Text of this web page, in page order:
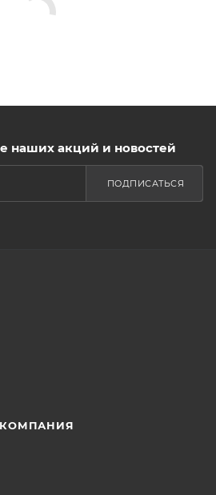
наших акций и новостей
ПОДПИСАТЬСЯ
КОМПАНИЯ